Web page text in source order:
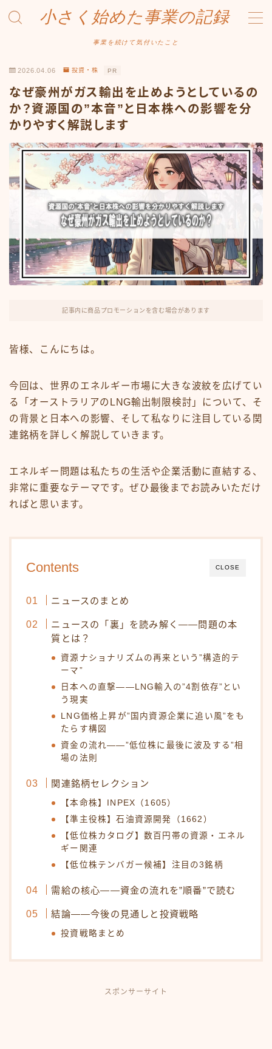
小さく始めた事業の記録
事業を続けて気付いたこと
Amazonせどり
トラブル事例
出品ノウハウ
フリマ物販
Yahoo出品
メルカリ販売
投資・株
FX・仮想通貨
リスキング・ラーニング
2026.04.06 投資・株 PR
なぜ豪州がガス輸出を止めようとしているの
か？資源国の”本音”と日本株への影響を分
かりやすく解説します
記事内に商品プロモーションを含む場合があります
皆様、こんにちは。
今回は、世界のエネルギー市場に大きな波紋を広げてい
る「オーストラリアのLNG輸出制限検討」について、そ
の背景と日本への影響、そして私なりに注目している関
連銘柄を詳しく解説していきます。
エネルギー問題は私たちの生活や企業活動に直結する、
非常に重要なテーマです。ぜひ最後までお読みいただけ
ればと思います。
CLOSE
Contents
ニュースのまとめ
ニュースの「裏」を読み解く——問題の本
質とは？
資源ナショナリズムの再来という”構造的テ
ーマ”
日本への直撃——LNG輸入の”4割依存”とい
う現実
LNG価格上昇が”国内資源企業に追い風”をも
たらす構図
資金の流れ——”低位株に最後に波及する”相
場の法則
関連銘柄セレクション
【本命株】INPEX（1605）
【準主役株】石油資源開発（1662）
【低位株カタログ】数百円帯の資源・エネル
ギー関連
【低位株テンバガー候補】注目の3銘柄
需給の核心——資金の流れを”順番”で読む
結論——今後の見通しと投資戦略
投資戦略まとめ
スポンサーサイト